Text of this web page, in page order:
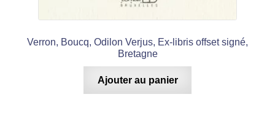
Verron, Boucq, Odilon Verjus, Ex-libris offset signé,
Bretagne
Ajouter au panier